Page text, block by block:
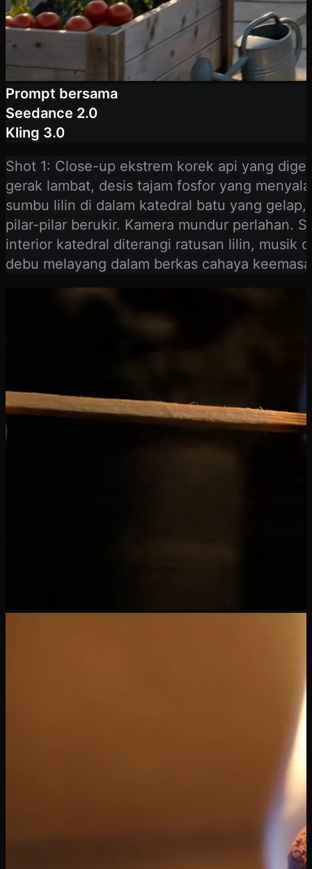
Prompt bersama
Seedance 2.0
Kling 3.0
Shot 1: Close-up ekstrem korek api yang
gerak lambat, desis tajam fosfor yang
sumbu lilin di dalam katedral batu yang
pilar-pilar berukir. Kamera mundur perlahan.
interior katedral diterangi ratusan lilin, musik
debu melayang dalam berkas cahaya